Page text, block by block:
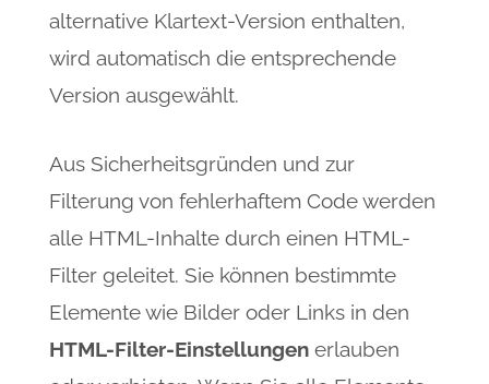
alternative Klartext-Version enthalten,
wird automatisch die entsprechende
Version ausgewählt.
Aus Sicherheitsgründen und zur
Filterung von fehlerhaftem Code werden
alle HTML-Inhalte durch einen HTML-
Filter geleitet. Sie können bestimmte
Elemente wie Bilder oder Links in den
HTML-Filter-Einstellungenerlauben